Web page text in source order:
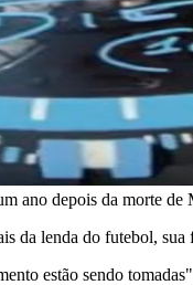
ano depois da morte
da lenda do futebol,
estão sendo